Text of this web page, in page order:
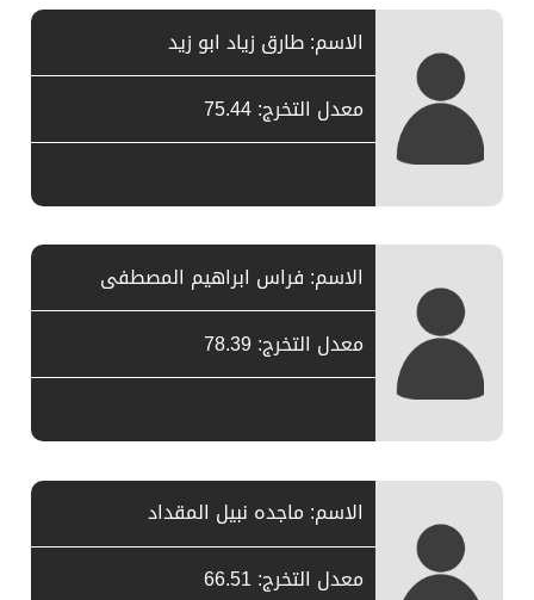
الاسم: طارق زياد ابو زيد
معدل التخرج: 75.44
الاسم: فراس ابراهيم المصطفى
معدل التخرج: 78.39
الاسم: ماجده نبيل المقداد
معدل التخرج: 66.51